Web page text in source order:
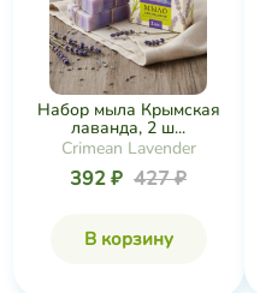
Набор мыла Крымская
лаванда, 2 ш...
Crimean Lavender
392 ₽ 427 ₽
В корзину